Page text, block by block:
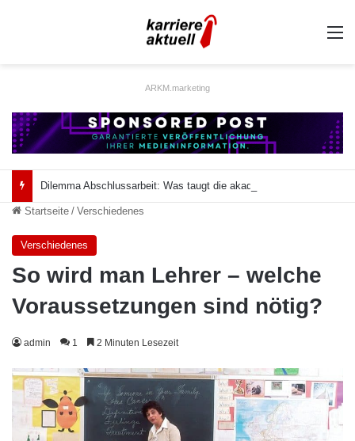
ARKM.marketing
Startseite / Verschiedenes
Verschiedenes
So wird man Lehrer – welche
Voraussetzungen sind nötig?
admin 1 2 Minuten Lesezeit